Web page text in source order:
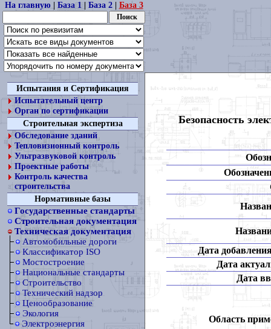
На главную| База 1| База 2| База 3
Испытания и Сертификация
Испытательный центр
Орган по сертификации
Строительная экспертиза
Обследование зданий
Тепловизионный контроль
Ультразвуковой контроль
Проектные работы
Контроль качества
строительства
Нормативные базы
Государственные стандарты
Строительная документация
Техническая документация
Автомобильные дороги
Классификатор ISO
Мостостроение
Национальные стандарты
Строительство
Технический надзор
Ценообразование
Экология
Электроэнергия
Безопасность
Дата
Дата
Дата
Область